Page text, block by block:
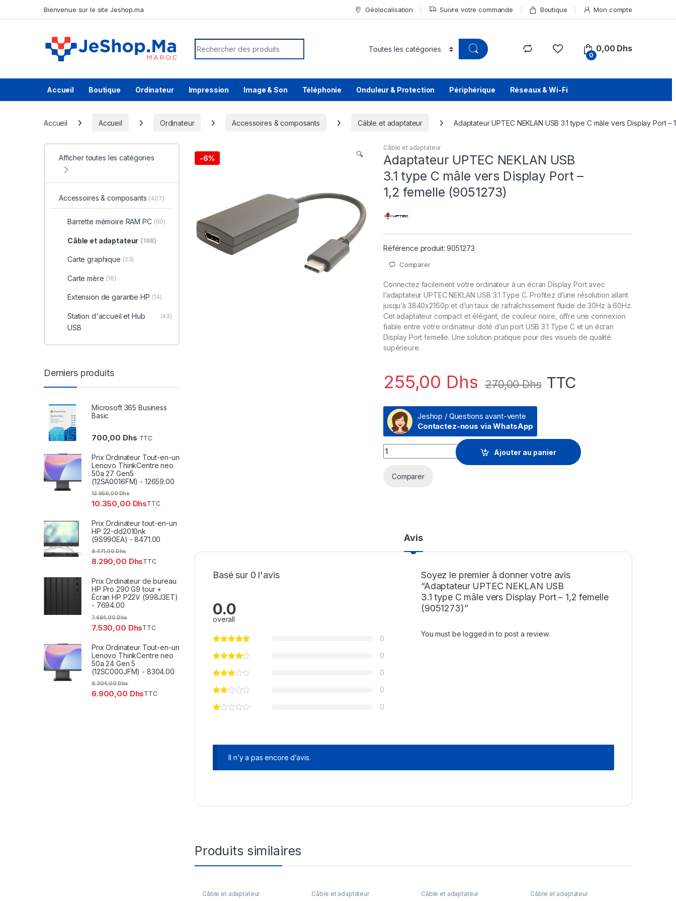
Bienvenue sur le site Jeshop.ma Géolocalisation Suivre votre commande Boutique Mon compte
Search for:
0
0,00 Dhs
Accueil Boutique Ordinateur Impression Image & Son Téléphonie Onduleur & Protection Périphérique Réseaux & Wi-Fi
Accueil Accueil Ordinateur Accessoires & composants Câble et adaptateur Adaptateur UPTEC NEKLAN USB 3.1 type C mâle vers Display Port –
-6% 🔍
Câble et adaptateur
Adaptateur UPTEC NEKLAN USB
3.1 type C mâle vers Display Port –
1,2 femelle (9051273)
Référence produit: 9051273
Comparer
Connectez facilement votre ordinateur à un écran Display Port avec
l’adaptateur UPTEC NEKLAN USB 3.1 Type C. Profitez d’une résolution allant
jusqu’à 3840x2160p et d’un taux de rafraîchissement fluide de 30Hz à 60Hz.
Cet adaptateur compact et élégant, de couleur noire, offre une connexion
fiable entre votre ordinateur doté d’un port USB 3.1 Type C et un écran
Display Port femelle. Une solution pratique pour des visuels de qualité
supérieure.
255,00 Dhs 270,00Dhs TTC
Jeshop / Questions avant-vente
Contactez-nous via WhatsApp
Adaptateur UPTEC NEKLAN USB 3.1 type C mâle vers Display Port - 1,2 femelle
Ajouter au panier
Comparer
Avis
Basé sur 0 l'avis
0.0
overall
0
0
0
0
0
Soyez le premier à donner votre avis
“Adaptateur UPTEC NEKLAN USB
3.1 type C mâle vers Display Port – 1,2 femelle
(9051273)”
You must belogged in to post a review.
Il n’y a pas encore d’avis.
Produits similaires
Câble et adaptateur Câble et adaptateur Câble et adaptateur Câble et adaptateur
Afficher toutes les catégories
Accessoires & composants (407)
Barrette mémoire RAM PC (60)
Câble et adaptateur (168)
Carte graphique (23)
Carte mère (16)
Extension de garantie HP (14)
Station d'accueil et Hub
USB
(43)
Derniers produits
Microsoft 365 Business
Basic
700,00 Dhs TTC
Prix Ordinateur Tout-en-un
Lenovo ThinkCentre neo
50a 27 Gen5
(12SA0016FM) - 12659.00
10.350,00 Dhs
12.659,00Dhs
TTC
Prix Ordinateur tout-en-un
HP 22-dd2010nk
(9S990EA) - 8471.00
8.290,00 Dhs
8.471,00Dhs
TTC
Prix Ordinateur de bureau
HP Pro 290 G9 tour +
Écran HP P22V (998J3ET)
- 7694.00
7.530,00 Dhs
7.694,00Dhs
TTC
Prix Ordinateur Tout-en-un
Lenovo ThinkCentre neo
50a 24 Gen 5
(12SC000JFM) - 8304.00
6.900,00 Dhs
8.304,00Dhs
TTC